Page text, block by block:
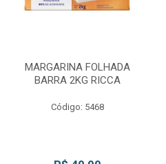
MARGARINA FOLHADA
BARRA 2KG RICCA
Código: 5468